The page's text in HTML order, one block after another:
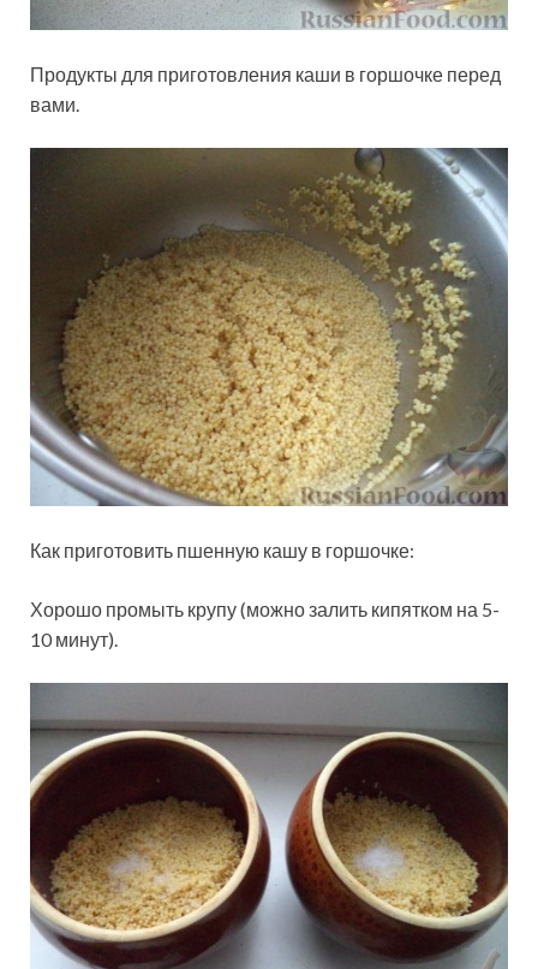
Продукты для приготовления каши в горшочке перед
вами.
Как приготовить пшенную кашу в горшочке:
Хорошо промыть крупу (можно залить кипятком на 5-
10 минут).